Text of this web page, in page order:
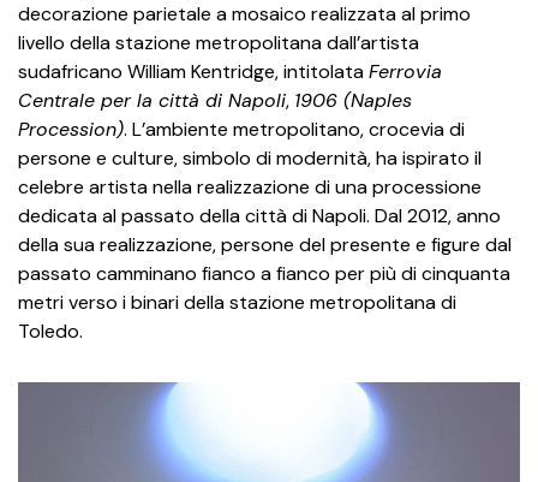
decorazione parietale a mosaico realizzata al primo
livello della stazione metropolitana dall’artista
sudafricano William Kentridge, intitolataFerrovia
Centrale per la città di Napoli, 1906 (Naples
Procession). L’ambiente metropolitano, crocevia di
persone e culture, simbolo di modernità, ha ispirato il
celebre artista nella realizzazione di una processione
dedicata al passato della città di Napoli. Dal 2012, anno
della sua realizzazione, persone del presente e figure dal
passato camminano fianco a fianco per più di cinquanta
metri verso i binari della stazione metropolitana di
Toledo.